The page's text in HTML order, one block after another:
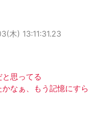
木) 13:11:31.23
思ってる
なぁ、もう記憶にすら